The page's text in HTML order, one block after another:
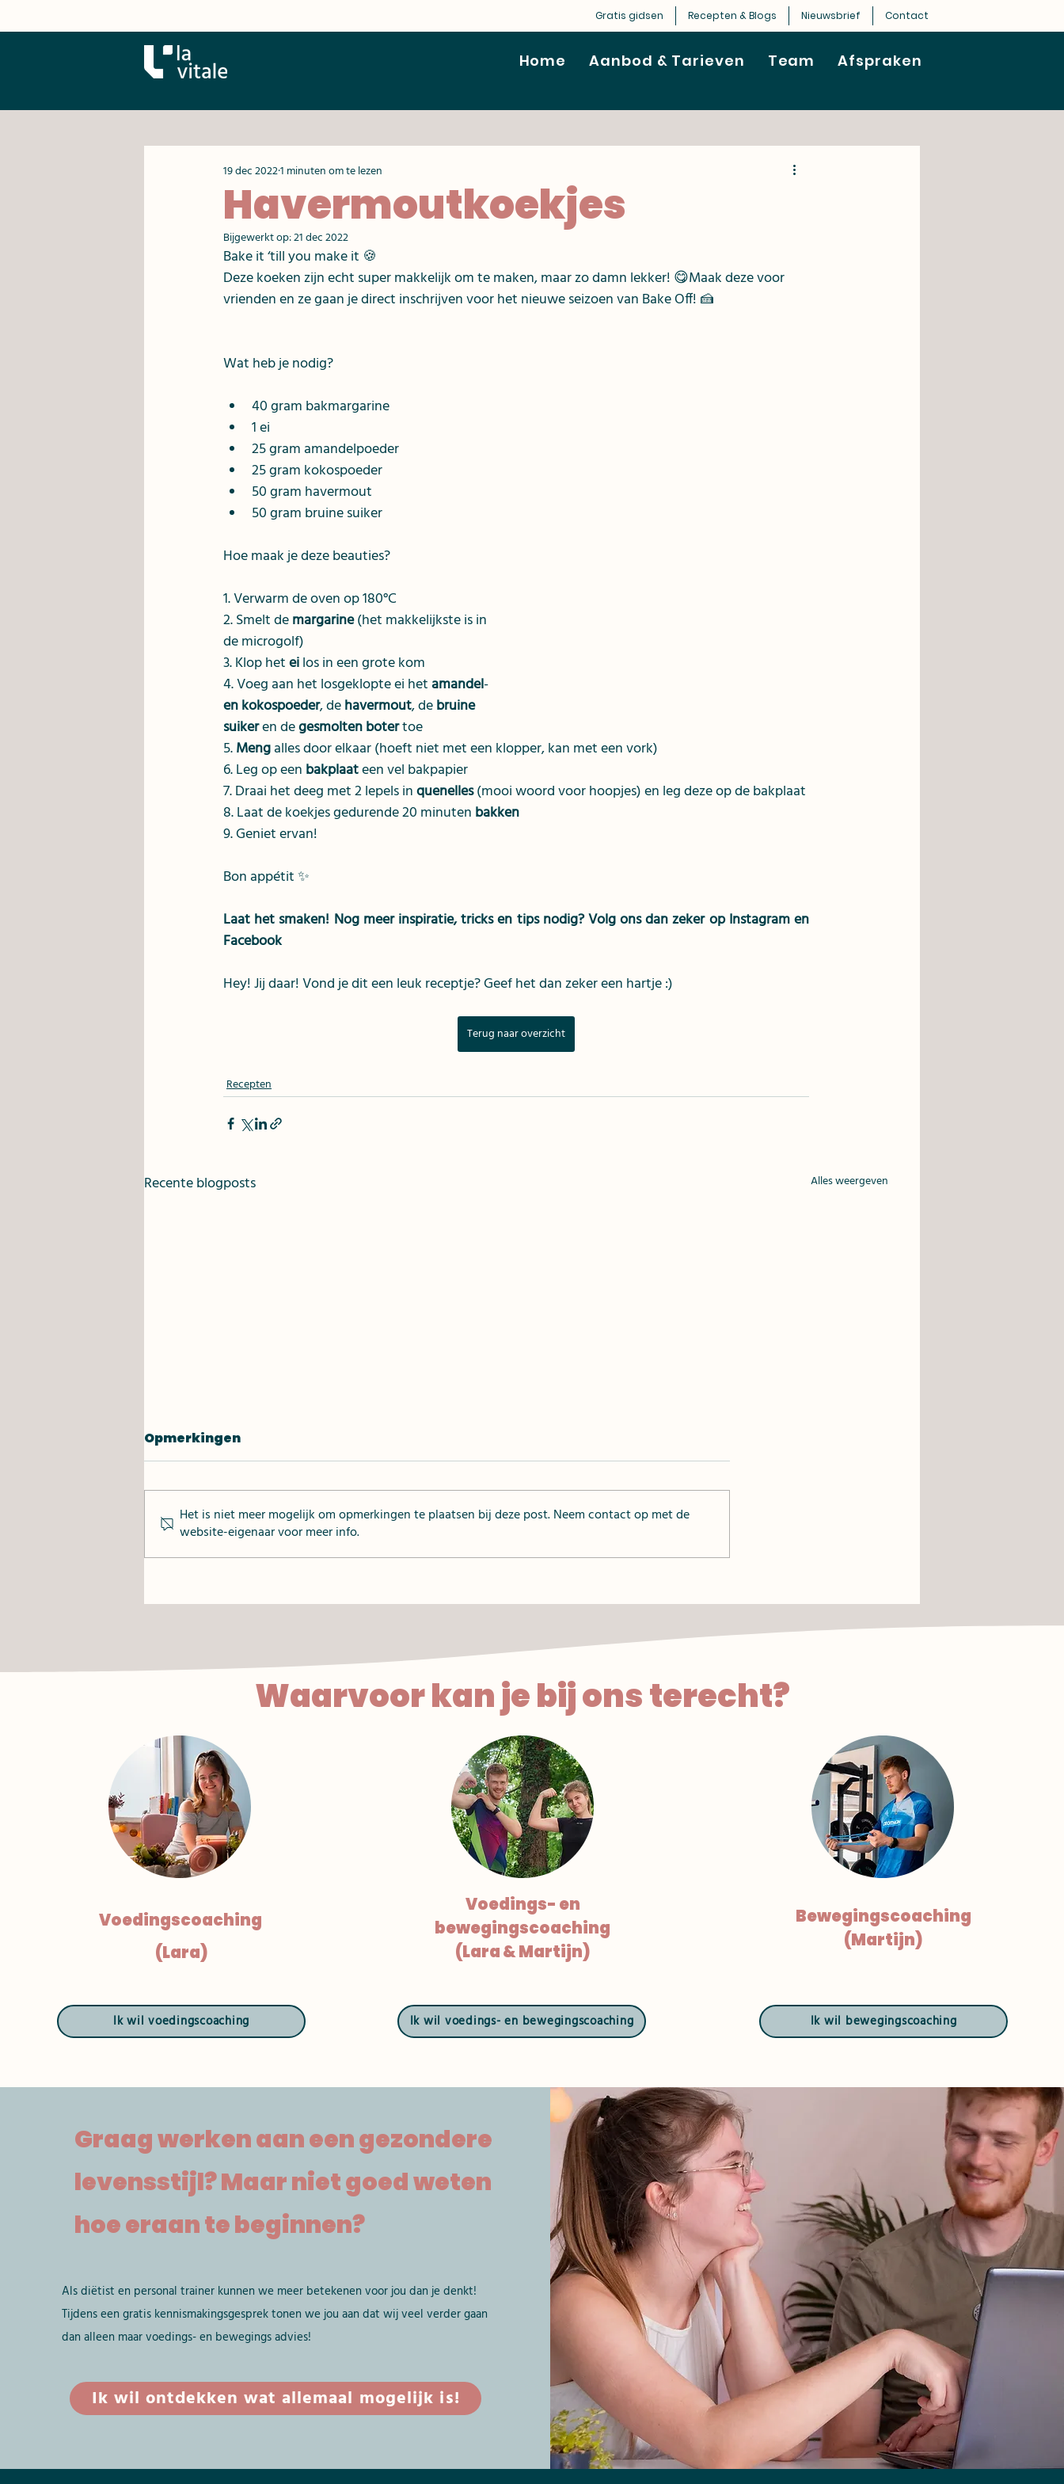
Gratis gidsen Recepten & Blogs Nieuwsbrief Contact
Home Aanbod & Tarieven Team Afspraken
Havermoutkoekjes
19 dec 20221 minuten om te lezen
Bijgewerkt op:21 dec 2022
Bake it ‘till you make it 🍪
Deze koeken zijn echt super makkelijk om te maken, maar zo damn lekker! 😋Maak deze voor
vrienden en ze gaan je direct inschrijven voor het nieuwe seizoen van Bake Off! 🍰
Wat heb je nodig?
40 gram bakmargarine
1 ei
25 gram amandelpoeder
25 gram kokospoeder
50 gram havermout
50 gram bruine suiker
Hoe maak je deze beauties?
1. Verwarm de oven op 180°C
2. Smelt de margarine (het makkelijkste is in
de microgolf)
3. Klop het ei los in een grote kom
4. Voeg aan het losgeklopte ei het amandel-
en kokospoeder, de havermout, de bruine
suiker en de gesmolten boter toe
5. Meng alles door elkaar (hoeft niet met een klopper, kan met een vork)
6. Leg op een bakplaat een vel bakpapier
7. Draai het deeg met 2 lepels in quenelles (mooi woord voor hoopjes) en leg deze op de bakplaat
8. Laat de koekjes gedurende 20 minuten bakken
9. Geniet ervan!
Bon appétit ✨
Laat het smaken! Nog meer inspiratie, tricks en tips nodig? Volg ons dan zeker op Instagram en
Facebook
Hey! Jij daar! Vond je dit een leuk receptje? Geef het dan zeker een hartje :)
Terug naar overzicht
Recepten
Recente blogposts Alles weergeven
<2 euro p.p. :
Opmerkingen
Het is niet meer mogelijk om opmerkingen te plaatsen bij deze post. Neem contact op met de
website-eigenaar voor meer info.
Waarvoor kan je bij ons terecht?
Voedingscoaching
(Lara)
Ik wil voedingscoaching
Voedings- en
bewegingscoaching
(Lara & Martijn)
Ik wil voedings- en bewegingscoaching
Bewegingscoaching
(Martijn)
Ik wil bewegingscoaching
Graag werken aan een gezondere
levensstijl? Maar niet goed weten
hoe eraan te beginnen?
Als diëtist en personal trainer kunnen we meer betekenen voor jou dan je denkt!
Tijdens een gratis kennismakingsgesprek tonen we jou aan dat wij veel verder gaan
dan alleen maar voedings- en bewegings advies!
Ik wil ontdekken wat allemaal mogelijk is!